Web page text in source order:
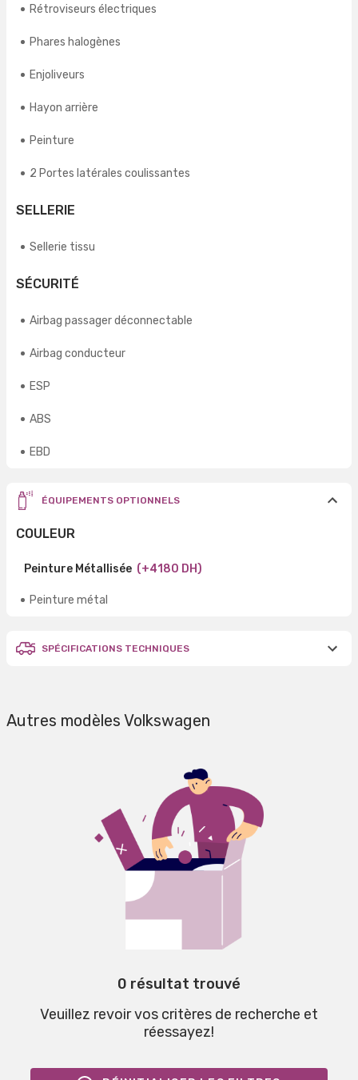
Rétroviseurs électriques
Phares halogènes
Enjoliveurs
Hayon arrière
Peinture
2 Portes latérales coulissantes
SELLERIE
Sellerie tissu
SÉCURITÉ
Airbag passager déconnectable
Airbag conducteur
ESP
ABS
EBD
ÉQUIPEMENTS OPTIONNELS
COULEUR
Peinture Métallisée (+4180 DH)
Peinture métal
SPÉCIFICATIONS TECHNIQUES
Autres modèles Volkswagen
0 résultat trouvé
Veuillez revoir vos critères de recherche et
réessayez!